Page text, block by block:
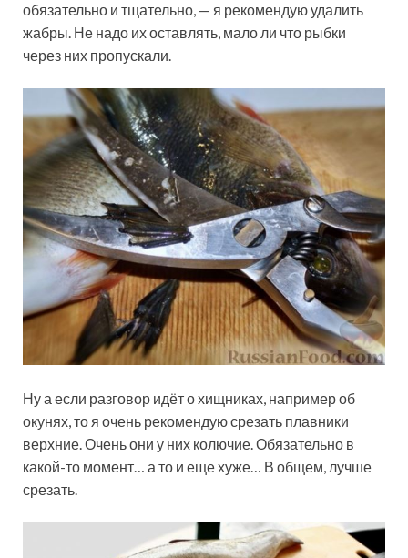
обязательно и тщательно, — я рекомендую удалить
жабры. Не надо их оставлять, мало ли что рыбки
через них пропускали.
Ну а если разговор идёт о хищниках, например об
окунях, то я очень рекомендую срезать плавники
верхние. Очень они у них колючие. Обязательно в
какой-то момент… а то и еще хуже… В общем, лучше
срезать.